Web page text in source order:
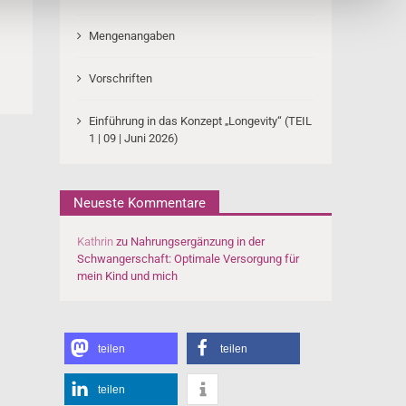
Mengenangaben
Vorschriften
Einführung in das Konzept „Longevity“ (TEIL
1 | 09 | Juni 2026)
Neueste Kommentare
Kathrinzu Nahrungsergänzung in der
Schwangerschaft: Optimale Versorgung für
mein Kind und mich
teilen teilen
teilen